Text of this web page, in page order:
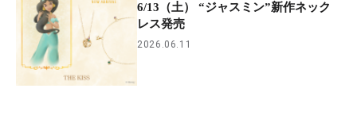
6/13（土） “ジャスミン”新作ネック
レス発売
2026.06.11